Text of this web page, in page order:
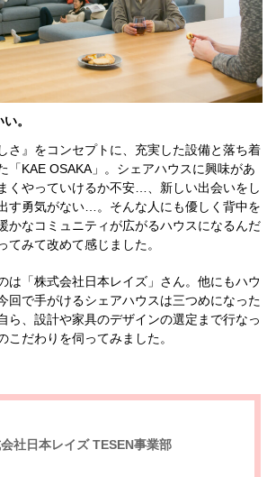
。
さ』をコンセプトに、充実した設備と落ち着
「KAE OSAKA」。シェアハウスに興味があ
くやっていけるか不安…、新しい出会いをし
す勇気がない…。そんな人にも優しく背中を
かなコミュニティが広がるハウスになるんだ
てみて改めて感じました。
は「株式会社日本レイズ」さん。他にもハウ
回で手がけるシェアハウスは三つめになった
ら、設計や家具のデザインの選定まで行なっ
こだわりを伺ってみました。
社日本レイズ TESEN事業部